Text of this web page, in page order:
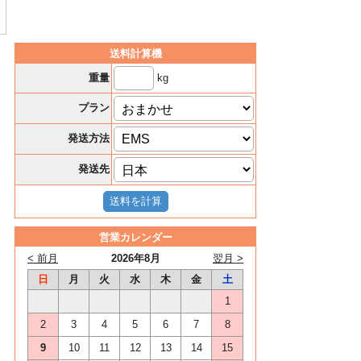
送料計算機
重量
kg
プラン
発送方法
発送先
営業カレンダー
2026年8月
< 前月
翌月 >
日
月 火 水 木 金
土
1
2
3 4 5 6 7
8
9
10 11 12 13 14
15